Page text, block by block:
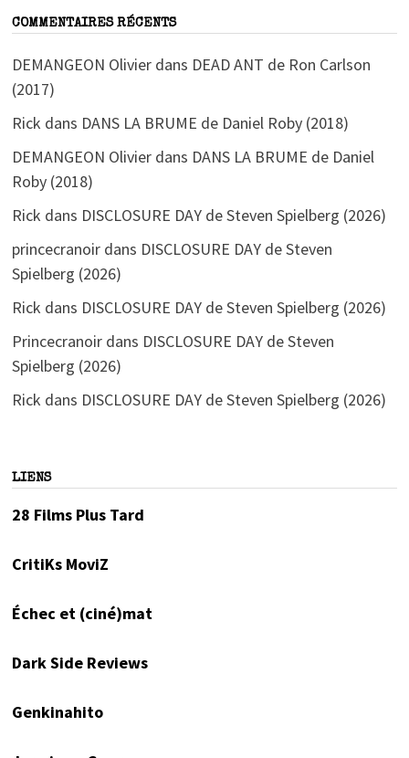
COMMENTAIRES RÉCENTS
DEMANGEON Olivierdans DEAD ANT de Ron Carlson
(2017)
Rick dans DANS LA BRUME de Daniel Roby (2018)
DEMANGEON Olivierdans DANS LA BRUME de Daniel
Roby (2018)
Rick dans DISCLOSURE DAY de Steven Spielberg (2026)
princecranoirdans DISCLOSURE DAY de Steven
Spielberg (2026)
Rick dans DISCLOSURE DAY de Steven Spielberg (2026)
Princecranoirdans DISCLOSURE DAY de Steven
Spielberg (2026)
Rick dans DISCLOSURE DAY de Steven Spielberg (2026)
LIENS
28 Films Plus Tard
CritiKs MoviZ
Échec et (ciné)mat
Dark Side Reviews
Genkinahito